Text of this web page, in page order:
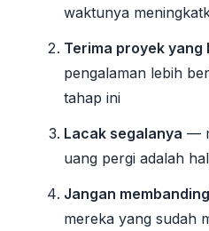
waktunya
Terima proyek yang
pengalaman lebih
tahap ini
Lacak segalanya —
uang pergi adalah
Jangan
mereka yang sudah